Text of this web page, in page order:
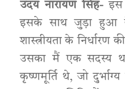
उदय नारायण सिंह-इस
इसके साथ जुड़ा हुआ
शास्त्रीयता के निर्धारण
उसका मैं एक सदस्य
कृष्णमूर्ति थे, जो